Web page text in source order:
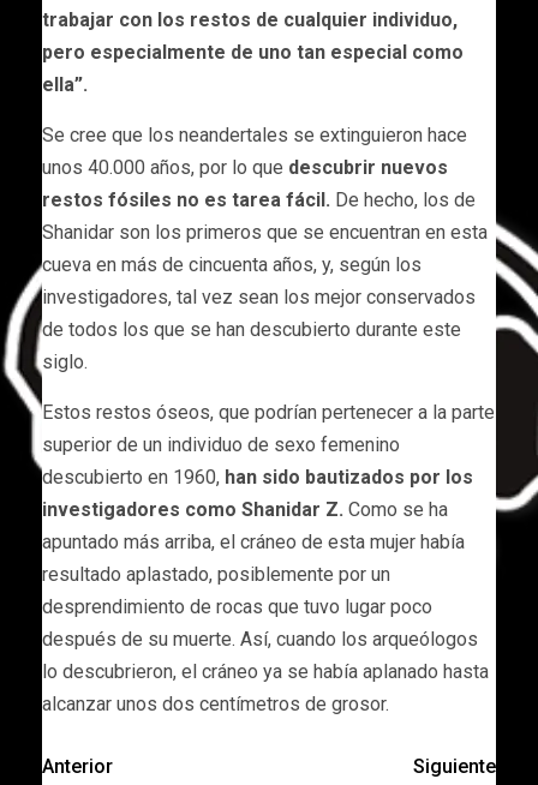
trabajar con los restos de cualquier individuo,
pero especialmente de uno tan especial como
ella”.
Se cree que los neandertales se extinguieron hace
unos 40.000 años, por lo que descubrir nuevos
restos fósiles no es tarea fácil. De hecho, los de
Shanidar son los primeros que se encuentran en esta
cueva en más de cincuenta años, y, según los
investigadores, tal vez sean los mejor conservados
de todos los que se han descubierto durante este
siglo.
Estos restos óseos, que podrían pertenecer a la parte
superior de un individuo de sexo femenino
descubierto en 1960, han sido bautizados por los
investigadores como Shanidar Z. Como se ha
apuntado más arriba, el cráneo de esta mujer había
resultado aplastado, posiblemente por un
desprendimiento de rocas que tuvo lugar poco
después de su muerte. Así, cuando los arqueólogos
lo descubrieron, el cráneo ya se había aplanado hasta
alcanzar unos dos centímetros de grosor.
Anterior
Siguiente